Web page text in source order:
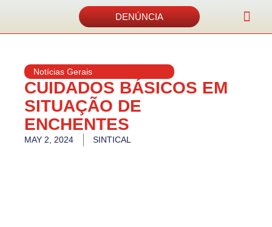
DENÚNCIA
Notícias Gerais
CUIDADOS BÁSICOS EM
SITUAÇÃO DE
ENCHENTES
MAY 2, 2024 SINTICAL